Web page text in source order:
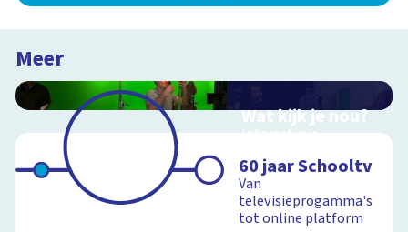
Meer
Wat kijk je nou?
Interactieve
en video
60 jaar Schooltv
Van
televisieprogamma's
tot online platform